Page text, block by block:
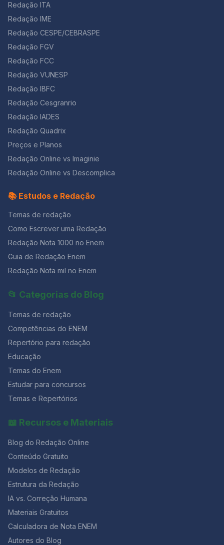
Redação ITA
Redação IME
Redação CESPE/CEBRASPE
Redação FGV
Redação FCC
Redação VUNESP
Redação IBFC
Redação Cesgranrio
Redação IADES
Redação Quadrix
Preços e Planos
Redação Online vs Imaginie
Redação Online vs Descomplica
📚 Estudos e Redação
Temas de redação
Como Escrever uma Redação
Redação Nota 1000 no Enem
Guia de Redação Enem
Redação Nota mil no Enem
📂 Categorias do Blog
Temas de redação
Competências do ENEM
Repertório para redação
Educação
Temas do Enem
Estudar para concursos
Temas e Repertórios
📖 Recursos e Materiais
Blog do Redação Online
Conteúdo Gratuito
Modelos de Redação
Estrutura da Redação
IA vs. Correção Humana
Materiais Gratuitos
Calculadora de Nota ENEM
Autores do Blog